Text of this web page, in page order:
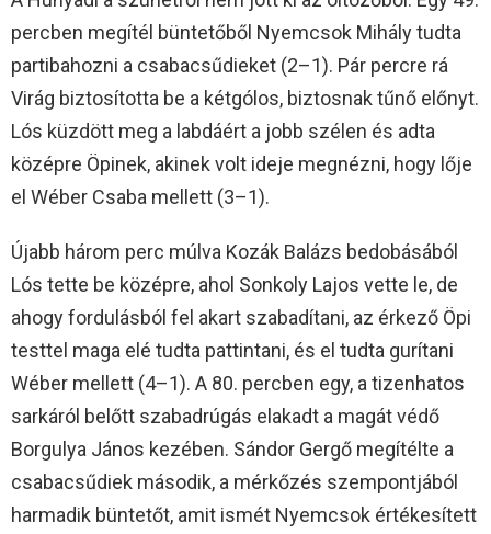
percben megítél büntetőből Nyemcsok Mihály tudta
partibahozni a csabacsűdieket (2–1). Pár percre rá
Virág biztosította be a kétgólos, biztosnak tűnő előnyt.
Lós küzdött meg a labdáért a jobb szélen és adta
középre Öpinek, akinek volt ideje megnézni, hogy lője
el Wéber Csaba mellett (3–1).
Újabb három perc múlva Kozák Balázs bedobásából
Lós tette be középre, ahol Sonkoly Lajos vette le, de
ahogy fordulásból fel akart szabadítani, az érkező Öpi
testtel maga elé tudta pattintani, és el tudta gurítani
Wéber mellett (4–1). A 80. percben egy, a tizenhatos
sarkáról belőtt szabadrúgás elakadt a magát védő
Borgulya János kezében. Sándor Gergő megítélte a
csabacsűdiek második, a mérkőzés szempontjából
harmadik büntetőt, amit ismét Nyemcsok értékesített